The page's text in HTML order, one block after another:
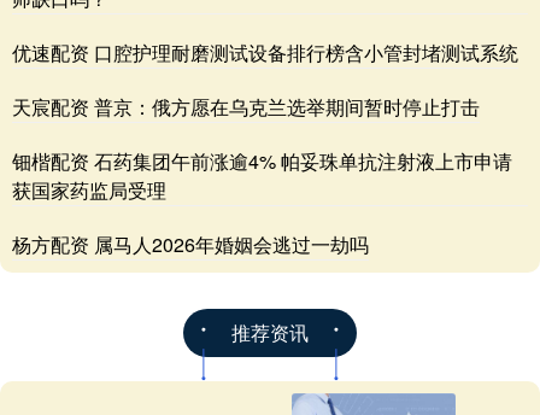
优速配资 口腔护理耐磨测试设备排行榜含小管封堵测试系统
天宸配资 普京：俄方愿在乌克兰选举期间暂时停止打击
钿楷配资 石药集团午前涨逾4% 帕妥珠单抗注射液上市申请
获国家药监局受理
杨方配资 属马人2026年婚姻会逃过一劫吗
推荐资讯